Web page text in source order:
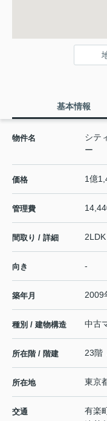
基本情報
物件名
シテ
ー
価格 1億
管理費
間取り / 詳細 2LDK
向き -
築年月 2009
種別 / 建物構造 中古
所在階 / 階建 23階
所在地 東京
交通 有楽